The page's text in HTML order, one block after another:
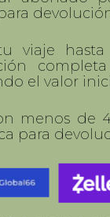
menos de
VISA